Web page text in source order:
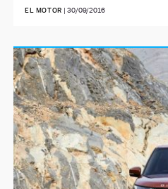
EL MOTOR | 30/09/2016